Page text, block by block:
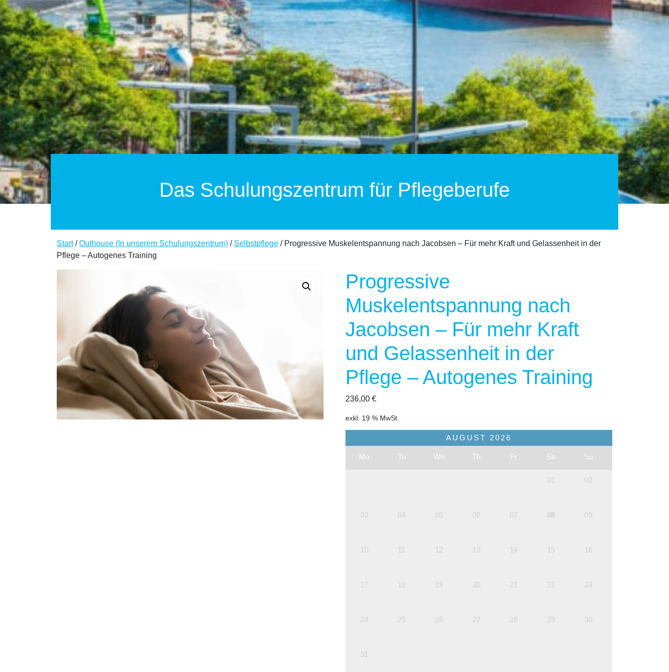
Das Schulungszentrum für Pflegeberufe
Start/Outhouse (In unserem Schulungszentrum) / Selbstpflege / Progressive Muskelentspannung nach Jacobsen – Für mehr Kraft und Gelassenheit in der
Pflege – Autogenes Training
Progressive
Muskelentspannung nach
Jacobsen – Für mehr Kraft
und Gelassenheit in der
Pflege – Autogenes Training
236,00€
exkl. 19 % MwSt.
AUGUST 2026
Mo Tu We Th Fr Sa Su
01 02
03 04 05 06 07 08 09
10 11 12 13 14 15 16
17 18 19 20 21 22 23
24 25 26 27 28 29 30
31